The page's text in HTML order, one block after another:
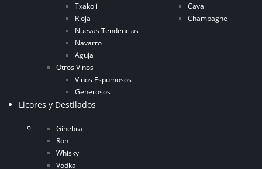
Txakoli
Rioja
Nuevas Tendencias
Navarro
Aguja
Cava
Champagne
Otros Vinos
Vinos Espumosos
Generosos
Licores y Destilados
Ginebra
Ron
Whisky
Vodka